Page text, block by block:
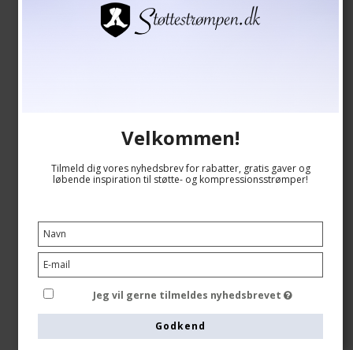
Se størrelsesskema her
209,00 DKK
177,00 DKK
Velkommen!
Tilmeld dig vores nyhedsbrev for rabatter, gratis gaver og
løbende inspiration til støtte- og kompressionsstrømper!
Jeg vil gerne tilmeldes nyhedsbrevet
Godkend